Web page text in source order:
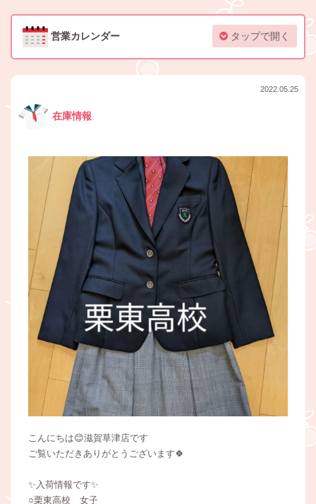
営業カレンダー タップで開く
2022.05.25
在庫情報
こんにちは😊滋賀草津店です
ご覧いただきありがとうございます🍀
✨入荷情報です✨
○栗東高校 女子